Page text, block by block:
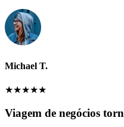
Michael T.
★★★★★
Viagem de negócios